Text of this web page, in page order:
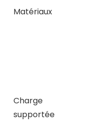
Matériaux
Charge
supportée